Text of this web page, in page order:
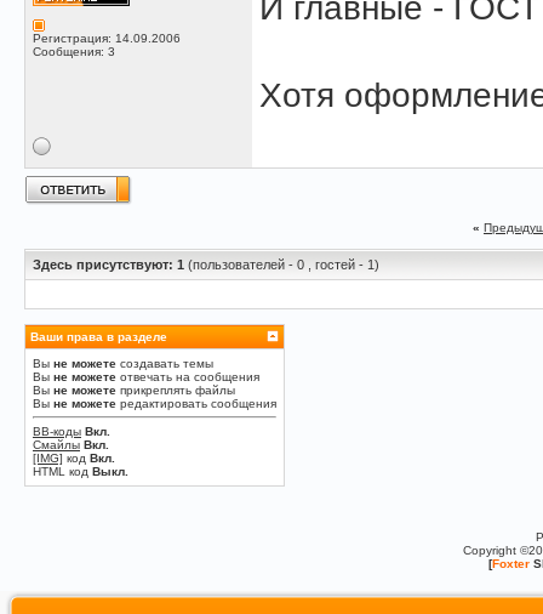
Регистрация: 14.09.2006
Сообщения: 3
И главные -
Хотя
«
Здесь присутствуют: 1 (пользователей - 0 , гостей - 1)
Ваши права в разделе
Вы не можете создавать темы
Вы не можете отвечать на сообщения
Вы не можете прикреплять файлы
Вы не можете редактировать сообщения
BB-коды Вкл.
Смайлы Вкл.
[IMG] код Вкл.
HTML код Выкл.
Copyright
[Foxter